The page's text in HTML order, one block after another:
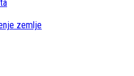
zemlje